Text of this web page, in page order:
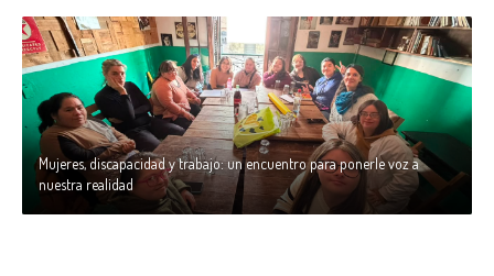
Mujeres, discapacidad y trabajo: un encuentro para ponerle voz a
nuestra realidad